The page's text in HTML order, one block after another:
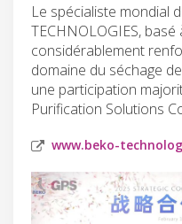
Le spécialiste mondial
TECHNOLOGIES,
considérablement
domaine du séchage
une participation
Purification Solutions
www.beko-